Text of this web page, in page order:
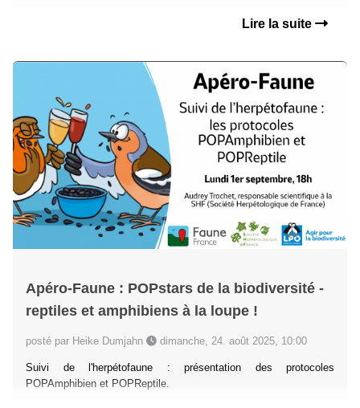
Lire la suite
Apéro-Faune : POPstars de la biodiversité -
reptiles et amphibiens à la loupe !
posté par Heike Dumjahn dimanche, 24. août 2025, 10:00
Suivi de l'herpétofaune : présentation des protocoles
POPAmphibien et POPReptile.